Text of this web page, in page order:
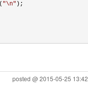
"\n" );
posted @2015-05-25 13:42